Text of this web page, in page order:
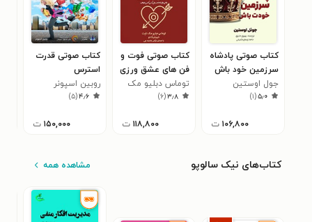
کتاب صوتی پادشاه
سرزمین خود باش
جول اوستین
۵٫۰(۱)
۱۰۶,۸۰۰ ت
کتاب صوتی فوت و
فن‌ های عشق‌ ورزی
توماس دبلیو مک
نایت۳٫۸(۶)
۱۱۸,۸۰۰ ت
کتاب صوتی قدرت
استرس
روبین اسپونر
۴٫۶(۵)
۱۵۰,۰۰۰ ت
کتاب‌های نیک سالوپو مشاهده همه